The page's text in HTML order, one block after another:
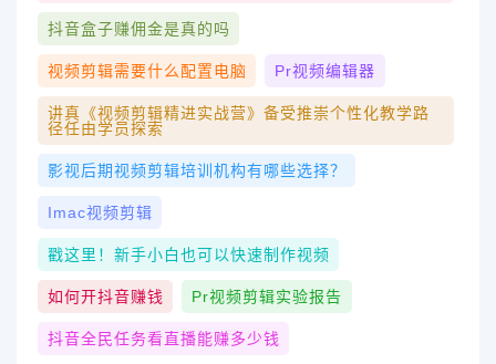
抖音盒子赚佣金是真的吗
视频剪辑需要什么配置电脑 Pr视频编辑器
讲真《视频剪辑精进实战营》备受推崇个性化教学路
径任由学员探索
影视后期视频剪辑培训机构有哪些选择？
Imac视频剪辑
戳这里！新手小白也可以快速制作视频
如何开抖音赚钱 Pr视频剪辑实验报告
抖音全民任务看直播能赚多少钱